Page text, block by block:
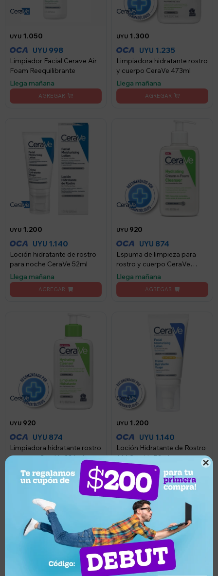

UYU 1.050
UYU 998
Limpiador Facial Cerave Air
Foam Reequilibrante
Llega mañana
UYU 1.300
UYU 1.235
Limpiadora hidratante rostro
y cuerpo CeraVe 473ml
Llega mañana
UYU 1.200
UYU 1.140
Loción hidratante de rostro
para noche CeraVe 52ml
Llega mañana
UYU 920
UYU 874
Espuma de limpieza para
rostro y cuerpo CeraVe
236ml
Llega mañana
UYU 920
UYU 874
Limpiadora hidratante rostro
y cuerpo CeraVe 236ml
Llega mañana
UYU 1.200
UYU 1.140
Loción Hidratante de Rostro
AM CeraVe 52ml
Llega mañana